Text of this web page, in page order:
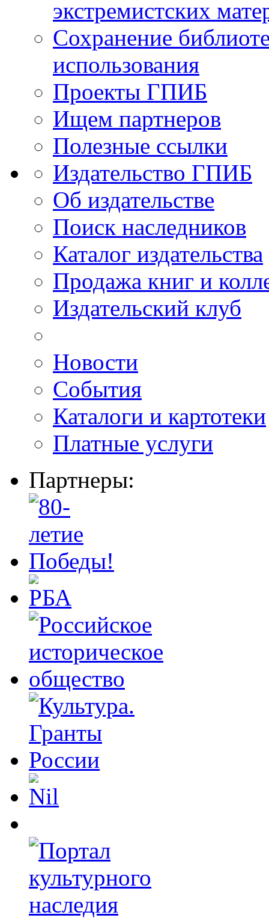
экстремистских
Сохранение
использования
Проекты ГПИБ
Ищем партнеров
Полезные ссылки
Издательство ГПИБ
Об издательстве
Поиск наследников
Каталог издательства
Продажа книг и
Издательский клуб
Новости
События
Каталоги и картотеки
Платные услуги
Партнеры: